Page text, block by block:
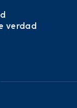
verdad